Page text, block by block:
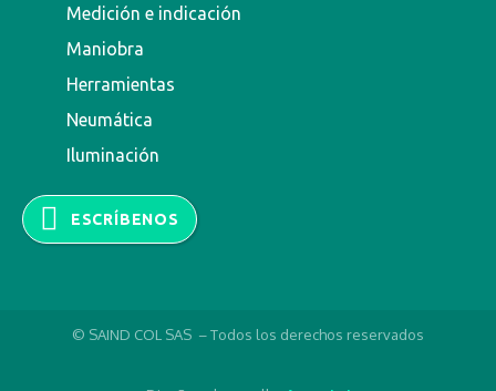
Medición e indicación
Maniobra
Herramientas
Neumática
Iluminación
ESCRÍBENOS
© SAIND COL SAS – Todos los derechos reservados